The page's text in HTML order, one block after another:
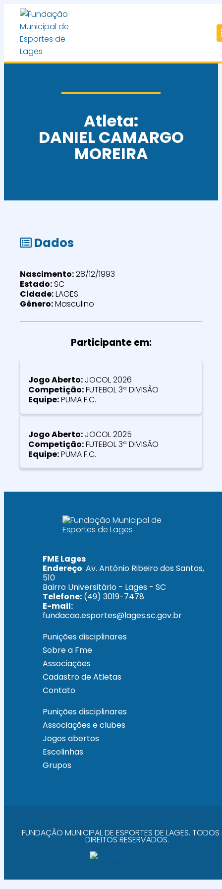
Atleta:
DANIEL CAMARGO
MOREIRA
Dados
Nascimento:28/12/1993
Estado:SC
Cidade:LAGES
Gênero:Masculino
Participante em:
Jogo Aberto: JOCOL 2026
Competição:FUTEBOL 3ª DIVISÃO
Equipe:PUMA F.C.
Jogo Aberto: JOCOL 2025
Competição:FUTEBOL 3ª DIVISÃO
Equipe:PUMA F.C.
FME Lages
Endereço: Av. Antônio Ribeiro dos Santos,
510
Bairro Universitário - Lages - SC
Telefone: (49) 3019-7478
E-mail:
fundacao.esportes@lages.sc.gov.br
Punições disciplinares
Sobre a Fme
Associações
Cadastro de Atletas
Contato
Punições disciplinares
Associações e clubes
Jogos abertos
Escolinhas
Grupos
FUNDAÇÃO MUNICIPAL DE ESPORTES DE LAGES.
DIREITOS RESERVADOS.